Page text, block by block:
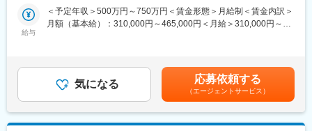
◎KPPグループの持株会社制移行に伴う会社分割により、KPPグ
ループにおける北東アジア地域の中核事業会社として新たなスタ
◎私たちは「日本の紙を世界に 世界の紙を日本に」のスローガン
の下、紙を媒体とし地球へ貢献する“紙流通のリーディングカンパ
ニー”として、成長して参りました。「GIFT+1」というビジョンの
もと、紙を通じた社会貢献から環境保護への取り組み、そして新
います。
近年、基幹システムの刷新や周辺システムの変更、連結システム
の見直しにより、ITを活用した業務プロセスが増加していること
す。
■業務内容
給与
＜予定年収＞500万円～750万円＜賃金形態＞月給制＜賃金内訳＞
月額（基本給）：310,000円～465,000円＜月給＞310,000円～
の金額であり、選考を通じて上下する可能性があります。月給(月
額)は固定手当を含めた表記です。
気になる 応募依頼する
（エージェントサービス）